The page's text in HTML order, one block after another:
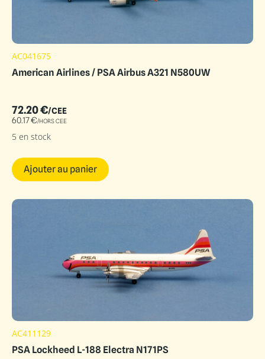
AC041675
American Airlines / PSA Airbus A321 N580UW
72.20€/CEE
60.17€/HORS CEE
5 en stock
Ajouter au panier
AC411129
PSA Lockheed L-188 Electra N171PS